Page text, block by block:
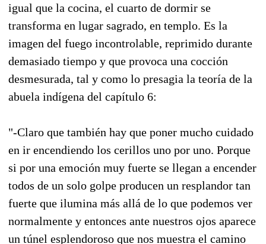
igual que la cocina, el cuarto de dormir se
transforma en lugar sagrado, en templo. Es la
imagen del fuego incontrolable, reprimido durante
demasiado tiempo y que provoca una cocción
desmesurada, tal y como lo presagia la teoría de la
abuela indígena del capítulo 6:
"-Claro que también hay que poner mucho cuidado
en ir encendiendo los cerillos uno por uno. Porque
si por una emoción muy fuerte se llegan a encender
todos de un solo golpe producen un resplandor tan
fuerte que ilumina más allá de lo que podemos ver
normalmente y entonces ante nuestros ojos aparece
un túnel esplendoroso que nos muestra el camino